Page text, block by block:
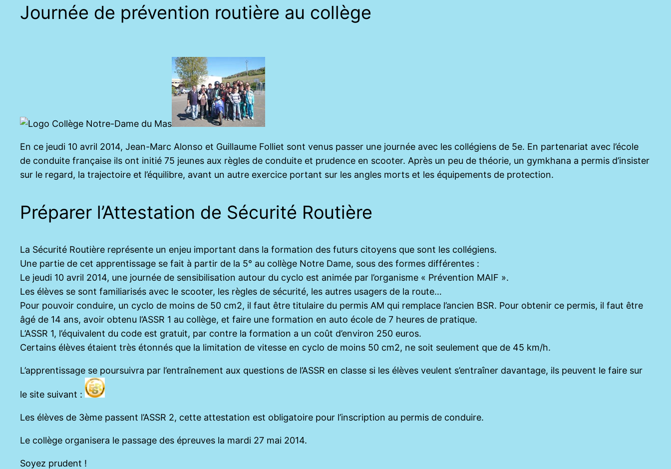
Journée de prévention routière au collège
En ce jeudi 10 avril 2014, Jean-Marc Alonso et Guillaume Folliet sont venus passer une journée avec les collégiens de 5e. En partenariat avec l’école
de conduite française ils ont initié 75 jeunes aux règles de conduite et prudence en scooter. Après un peu de théorie, un gymkhana a permis d’insister
sur le regard, la trajectoire et l’équilibre, avant un autre exercice portant sur les angles morts et les équipements de protection.
Préparer l’Attestation de Sécurité Routière
La Sécurité Routière représente un enjeu important dans la formation des futurs citoyens que sont les collégiens.
Une partie de cet apprentissage se fait à partir de la 5° au collège Notre Dame, sous des formes différentes :
Le jeudi 10 avril 2014, une journée de sensibilisation autour du cyclo est animée par l’organisme « Prévention MAIF ».
Les élèves se sont familiarisés avec le scooter, les règles de sécurité, les autres usagers de la route…
Pour pouvoir conduire, un cyclo de moins de 50 cm2, il faut être titulaire du permis AM qui remplace l’ancien BSR. Pour obtenir ce permis, il faut être
âgé de 14 ans, avoir obtenu l’ASSR 1 au collège, et faire une formation en auto école de 7 heures de pratique.
L’ASSR 1, l’équivalent du code est gratuit, par contre la formation a un coût d’environ 250 euros.
Certains élèves étaient très étonnés que la limitation de vitesse en cyclo de moins 50 cm2, ne soit seulement que de 45 km/h.
L’apprentissage se poursuivra par l’entraînement aux questions de l’ASSR en classe si les élèves veulent s’entraîner davantage, ils peuvent le faire sur
le site suivant :
Les élèves de 3ème passent l’ASSR 2, cette attestation est obligatoire pour l’inscription au permis de conduire.
Le collège organisera le passage des épreuves la mardi 27 mai 2014.
Soyez prudent !